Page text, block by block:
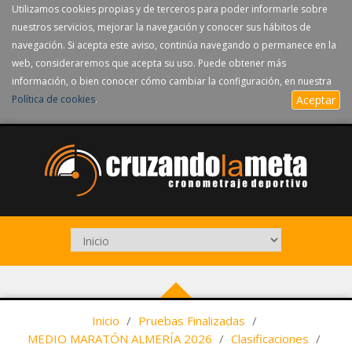
Utilizamos cookies propias y de terceros para poder informarle sobre
nuestros servicios, mejorar la navegación y conocer sus hábitos de
navegación. Si acepta este aviso, continúa navegando o permanece en la
web, consideraremos que acepta su uso. Puede obtener más
información, o bien conocer cómo cambiar la configuración, en nuestra
Política de cookies. Aceptar
Inicio / Pruebas Finalizadas /
MEDIO MARATÓN ALMERÍA 2026 / Clasificaciones /